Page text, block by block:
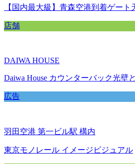
【国内最大級】青森空港到着ゲート
店舗
DAIWA HOUSE
Daiwa House カウンターバック光壁
広告
羽田空港 第一ビル駅 構内
東京モノレール イメージビジュアル